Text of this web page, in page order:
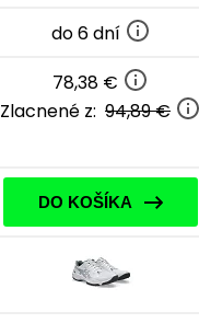
do 6 dní
78,38 €
Zlacnené z: 94,89 €
DO KOŠÍKA